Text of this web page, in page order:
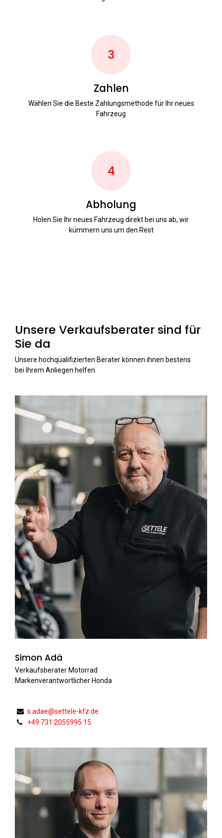
3
Zahlen
Wählen Sie die Beste Zahlungsmethode für Ihr neues
Fahrzeug
4
Abholung
Holen Sie Ihr neues Fahrzeug direkt bei uns ab, wir
kümmern uns um den Rest
Unsere Verkaufsberater sind für
Sie da
Unsere hochqualifizierten Berater können ihnen bestens
bei Ihrem Anliegen helfen.
Simon Adä
Verkaufsberater Motorrad
Markenverantwortlicher Honda
s.adae@settele-kfz.de
+49 731 2055995 15